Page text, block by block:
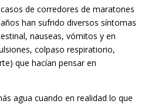
de corredores de maratones
han sufrido diversos síntomas
nauseas, vómitos y en
colpaso respiratiorio,
que hacían pensar en
agua cuando en realidad lo que